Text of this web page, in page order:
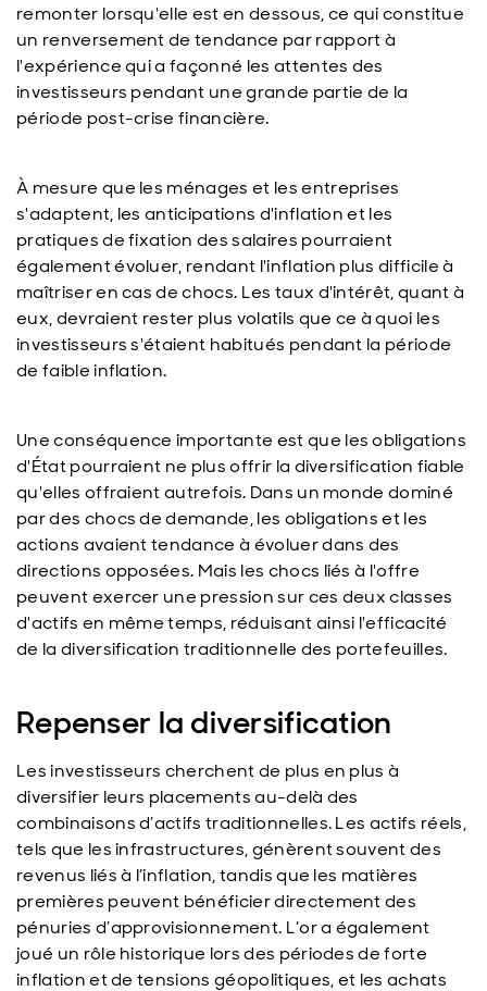
remonter lorsqu'elle est en dessous, ce qui constitue
un renversement de tendance par rapport à
l'expérience qui a façonné les attentes des
investisseurs pendant une grande partie de la
période post-crise financière.
À mesure que les ménages et les entreprises
s'adaptent, les anticipations d'inflation et les
pratiques de fixation des salaires pourraient
également évoluer, rendant l'inflation plus difficile à
maîtriser en cas de chocs. Les taux d'intérêt, quant à
eux, devraient rester plus volatils que ce à quoi les
investisseurs s'étaient habitués pendant la période
de faible inflation.
Une conséquence importante est que les obligations
d'État pourraient ne plus offrir la diversification fiable
qu'elles offraient autrefois. Dans un monde dominé
par des chocs de demande, les obligations et les
actions avaient tendance à évoluer dans des
directions opposées. Mais les chocs liés à l'offre
peuvent exercer une pression sur ces deux classes
d'actifs en même temps, réduisant ainsi l'efficacité
de la diversification traditionnelle des portefeuilles.
Repenser la diversification
Les investisseurs cherchent de plus en plus à
diversifier leurs placements au-delà des
combinaisons d’actifs traditionnelles. Les actifs réels,
tels que les infrastructures, génèrent souvent des
revenus liés à l’inflation, tandis que les matières
premières peuvent bénéficier directement des
pénuries d’approvisionnement. L’or a également
joué un rôle historique lors des périodes de forte
inflation et de tensions géopolitiques, et les achats